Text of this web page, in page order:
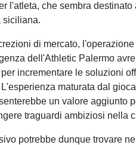
l'atleta, che sembra
siciliana.
di mercato,
dell'Athletic Palermo
incrementare le soluzioni
maturata dal
un valore aggiunto
traguardi ambiziosi nella
potrebbe dunque trovare